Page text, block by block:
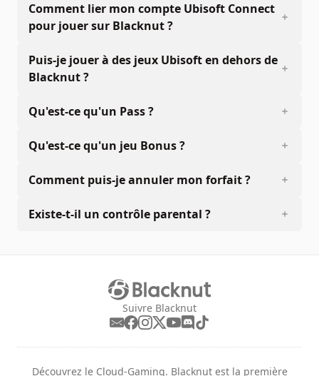
Comment lier mon compte Ubisoft Connect
pour jouer sur Blacknut ?
Puis-je jouer à des jeux Ubisoft en dehors de
Blacknut ?
Qu'est-ce qu'un Pass ?
Qu'est-ce qu'un jeu Bonus ?
Comment puis-je annuler mon forfait ?
Existe-t-il un contrôle parental ?
Suivre Blacknut
Découvrez le Cloud-Gaming. Blacknut est la première